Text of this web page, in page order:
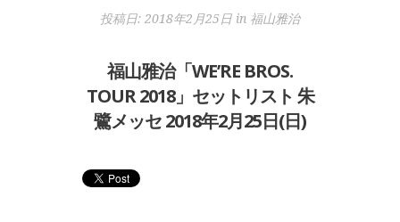
投稿日: 2018年2月25日 in 福山雅治
福山雅治「WE’RE BROS.
TOUR 2018」セットリスト 朱
鷺メッセ 2018年2月25日(日)